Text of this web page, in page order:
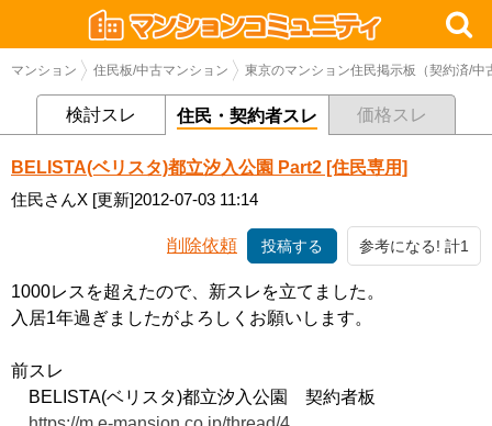
マンション 住民板/中古マンション 東京のマンション住民掲示板（契約済/中
検討スレ 住民・契約者スレ 価格スレ
BELISTA(ベリスタ)都立汐入公園 Part2 [住民専用]
住民さんX [更新]2012-07-03 11:14
削除依頼 投稿する 参考になる! 計1
1000レスを超えたので、新スレを立てました。
入居1年過ぎましたがよろしくお願いします。
前スレ
BELISTA(ベリスタ)都立汐入公園 契約者板